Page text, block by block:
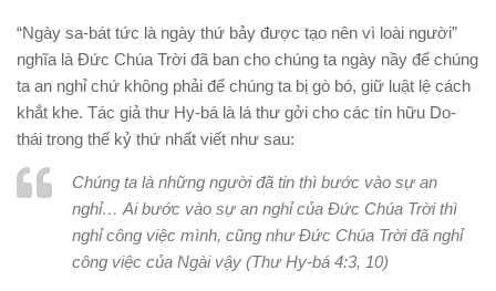
“Ngày sa-bát tức là ngày thứ bảy được tạo nên vì loài người”
nghĩa là Đức Chúa Trời đã ban cho chúng ta ngày nầy để chúng
ta an nghỉ chứ không phải để chúng ta bị gò bó, giữ luật lệ cách
khắt khe. Tác giả thư Hy-bá là lá thư gởi cho các tín hữu Do-
thái trong thế kỷ thứ nhất viết như sau:
Chúng ta là những người đã tin thì bước vào sự an
nghỉ… Ai bước vào sự an nghỉ của Đức Chúa Trời thì
nghỉ công việc mình, cũng như Đức Chúa Trời đã nghỉ
công việc của Ngài vậy (Thư Hy-bá 4:3, 10)